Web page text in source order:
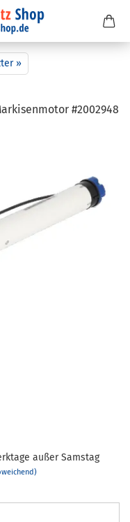
»
#2002948
außer Samstag